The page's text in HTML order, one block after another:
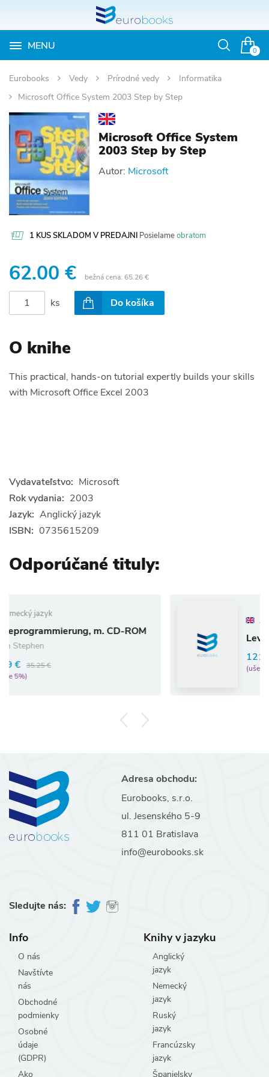
0
MENU
Otvoriť
Eurobooks Vedy Prírodné vedy
Informatika
Microsoft Office System 2003 Step by Step
Microsoft Office System
2003 Step by Step
Autor: Microsoft
1 KUS SKLADOM V PREDAJNI Posielameobratom
62.00 € bežná cena: 65.26 €
ks Do košíka
O knihe
This practical, hands-on tutorial expertly builds your skills
with Microsoft Office Excel 2003
Vydavateľstvo: Microsoft
Rok vydania: 2003
Jazyk: Anglický jazyk
ISBN: 0735615209
Odporúčané tituly:
m. CD-ROM
Anglický jazyk
Levin, L:
121.72 €
128.13 €
Adresa obchodu:
Eurobooks, s.r.o.
ul. Jesenského 5-9
811 01 Bratislava
info@eurobooks.sk
Sledujte nás:
Info
O nás
Navštívte
nás
Obchodné
podmienky
Osobné
údaje
(GDPR)
Ako
Knihy v jazyku
Anglický
jazyk
Nemecký
jazyk
Ruský
jazyk
Francúzsky
jazyk
Španielsky